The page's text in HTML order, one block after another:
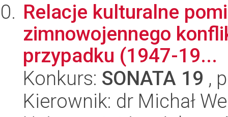
Relacje kulturalne
zimnowojennego
przypadku (1947-19...
Konkurs: SONATA 19 ,
Kierownik: dr Michał